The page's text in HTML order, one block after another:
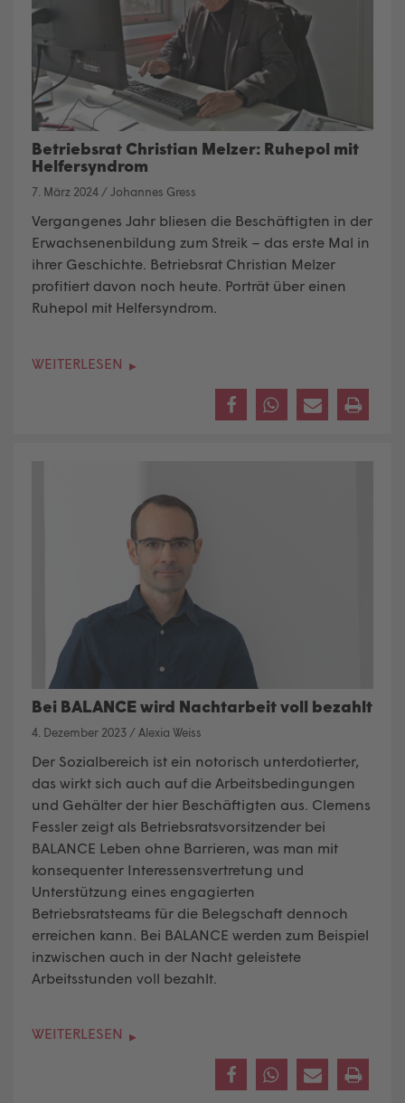
Betriebsrat Christian Melzer: Ruhepol mit
Helfersyndrom
7. März 2024 /Johannes Gress
Vergangenes Jahr bliesen die Beschäftigten in der
Erwachsenenbildung zum Streik – das erste Mal in
ihrer Geschichte. Betriebsrat Christian Melzer
profitiert davon noch heute. Porträt über einen
Ruhepol mit Helfersyndrom.
WEITERLESEN
Bei BALANCE wird Nachtarbeit voll bezahlt
4. Dezember 2023 / Alexia Weiss
Der Sozialbereich ist ein notorisch unterdotierter,
das wirkt sich auch auf die Arbeitsbedingungen
und Gehälter der hier Beschäftigten aus. Clemens
Fessler zeigt als Betriebsratsvorsitzender bei
BALANCE Leben ohne Barrieren , was man mit
konsequenter Interessensvertretung und
Unterstützung eines engagierten
Betriebsratsteams für die Belegschaft dennoch
erreichen kann. Bei BALANCE werden zum Beispiel
inzwischen auch in der Nacht geleistete
Arbeitsstunden voll bezahlt.
WEITERLESEN